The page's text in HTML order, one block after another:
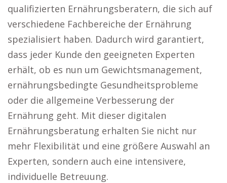
qualifizierten Ernährungsberatern, die sich auf
verschiedene Fachbereiche der Ernährung
spezialisiert haben. Dadurch wird garantiert,
dass jeder Kunde den geeigneten Experten
erhält, ob es nun um Gewichtsmanagement,
ernährungsbedingte Gesundheitsprobleme
oder die allgemeine Verbesserung der
Ernährung geht. Mit dieser digitalen
Ernährungsberatung erhalten Sie nicht nur
mehr Flexibilität und eine größere Auswahl an
Experten, sondern auch eine intensivere,
individuelle Betreuung.